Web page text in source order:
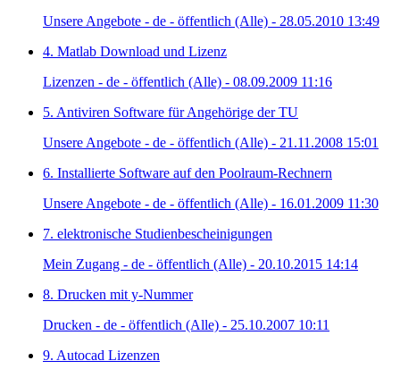
Unsere Angebote - de - öffentlich (Alle) - 28.05.2010 13:49
4. Matlab Download und Lizenz
Lizenzen - de - öffentlich (Alle) - 08.09.2009 11:16
5. Antiviren Software für Angehörige der TU
Unsere Angebote - de - öffentlich (Alle) - 21.11.2008 15:01
6. Installierte Software auf den Poolraum-Rechnern
Unsere Angebote - de - öffentlich (Alle) - 16.01.2009 11:30
7. elektronische Studienbescheinigungen
Mein Zugang - de - öffentlich (Alle) - 20.10.2015 14:14
8. Drucken mit y-Nummer
Drucken - de - öffentlich (Alle) - 25.10.2007 10:11
9. Autocad Lizenzen